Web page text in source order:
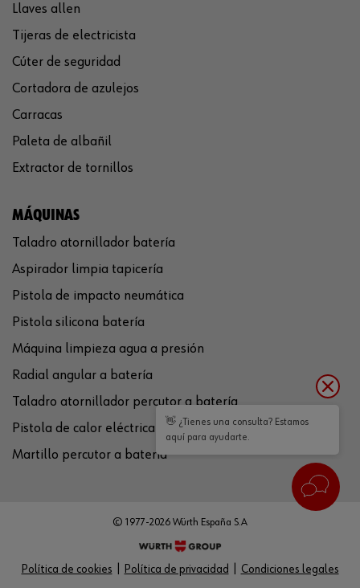
Llaves allen
Tijeras de electricista
Cúter de seguridad
Cortadora de azulejos
Carracas
Paleta de albañil
Extractor de tornillos
MÁQUINAS
Taladro atornillador batería
Aspirador limpia tapicería
Pistola de impacto neumática
Pistola silicona batería
Máquina limpieza agua a presión
Radial angular a batería
Taladro atornillador percutor a batería
Pistola de calor eléctrica
Martillo percutor a batería
Política de cookies Política de privacidad Condiciones legales
© 1977-2026 Würth España S.A
👋 ¿Tienes una consulta? Estamos
aquí para ayudarte.